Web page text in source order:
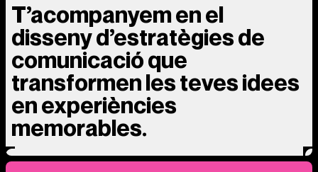
T’acompanyem en el
disseny d’estratègies de
comunicació que
transformen les teves idees
en experiències
memorables.